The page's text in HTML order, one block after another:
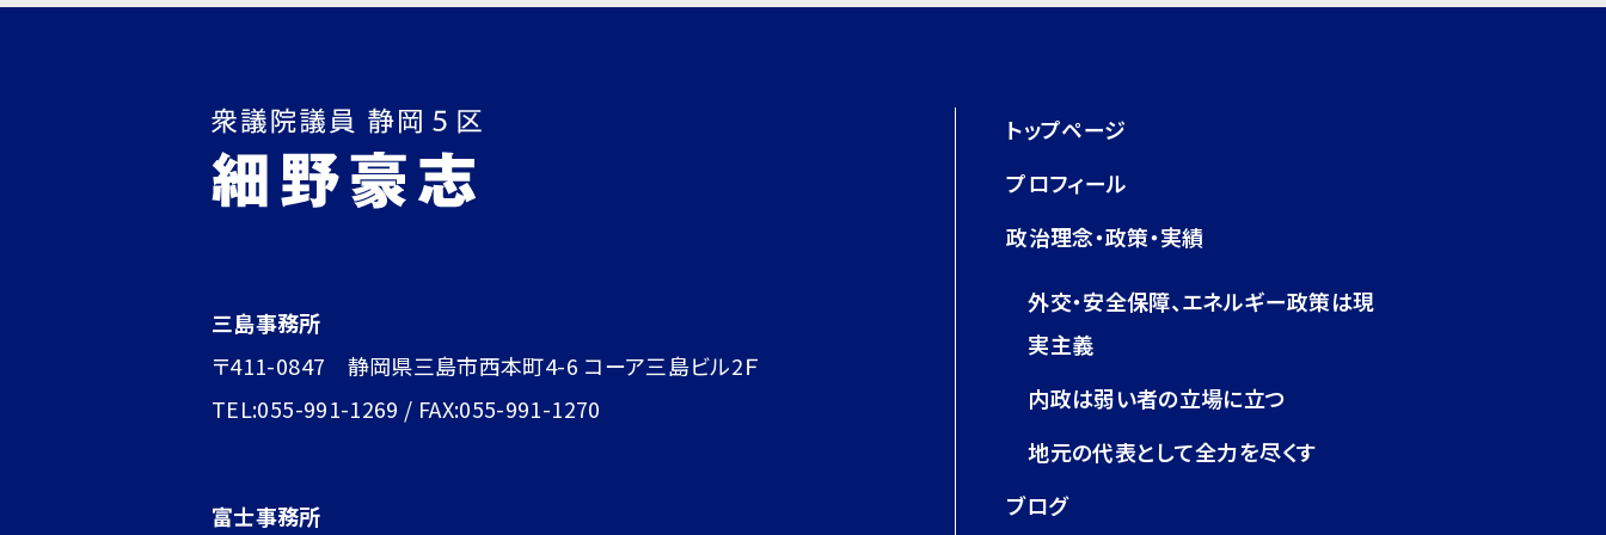
三島事務所
〒411-0847 静岡県三島市西本町4-6 コーア三島ビル2Ｆ
TEL:055-991-1269 / FAX:055-991-1270
富士事務所
トップページ
プロフィール
政治理念・政策・実績
外交・安全保障、エネルギー政策は現
実主義
内政は弱い者の立場に立つ
地元の代表として全力を尽くす
ブログ